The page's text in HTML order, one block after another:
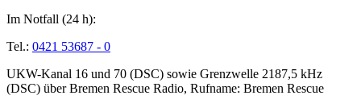
Im Notfall (24 h):
Tel.: 0421 53687 - 0
UKW-Kanal 16 und 70 (DSC) sowie Grenzwelle 2187,5 kHz
(DSC) über Bremen Rescue Radio, Rufname: Bremen Rescue